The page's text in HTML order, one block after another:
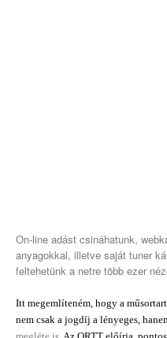
On-line adást csináhatunk,
anyagokkal, illetve saját tuner
feltehetünk a netre több ezer
Itt megemlíteném, hogy a
nem csak a jogdíj a lényeges,